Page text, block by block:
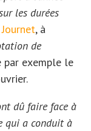
les durées
, à
de
par exemple le
dû faire face à
qui a conduit à